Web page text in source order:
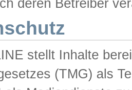
deren Betreiber
stellt Inhalte
(TMG) als